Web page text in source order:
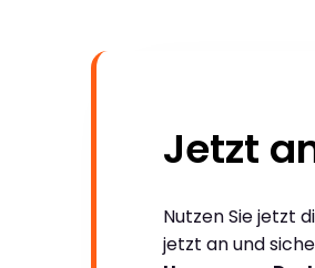
Jetzt
Nutzen Sie jetzt
jetzt an und